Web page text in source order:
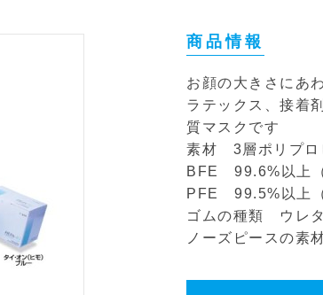
商品情報
お顔の大きさにあ
ラテックス、接着
質マスクです
素材 3層ポリプロ
BFE 99.6%以上（
PFE 99.5%以上（
ゴムの種類 ウレ
ノーズピースの素